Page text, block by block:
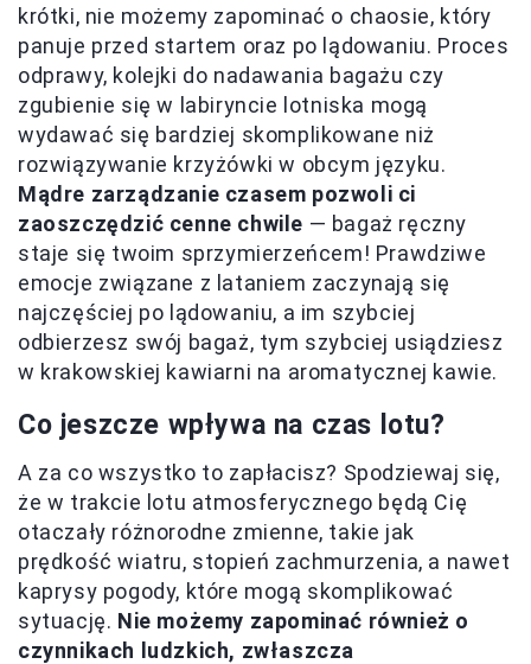
krótki, nie możemy zapominać o chaosie, który
panuje przed startem oraz po lądowaniu. Proces
odprawy, kolejki do nadawania bagażu czy
zgubienie się w labiryncie lotniska mogą
wydawać się bardziej skomplikowane niż
rozwiązywanie krzyżówki w obcym języku.
Mądre zarządzanie czasem pozwoli ci
zaoszczędzić cenne chwile — bagaż ręczny
staje się twoim sprzymierzeńcem! Prawdziwe
emocje związane z lataniem zaczynają się
najczęściej po lądowaniu, a im szybciej
odbierzesz swój bagaż, tym szybciej usiądziesz
w krakowskiej kawiarni na aromatycznej kawie.
Co jeszcze wpływa na czas lotu?
A za co wszystko to zapłacisz? Spodziewaj się,
że w trakcie lotu atmosferycznego będą Cię
otaczały różnorodne zmienne, takie jak
prędkość wiatru, stopień zachmurzenia, a nawet
kaprysy pogody, które mogą skomplikować
sytuację. Nie możemy zapominać również o
czynnikach ludzkich, zwłaszcza